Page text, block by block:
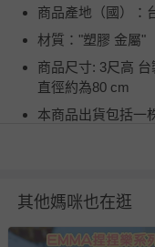
商品產地（國）：
材質："塑膠 金屬"
商品尺寸: 3尺高
直徑約為80 cm
本商品出貨包括一
並非試用期，您所
其他媽咪也在逛